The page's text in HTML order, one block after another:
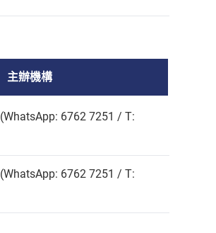
主辦機構
(WhatsApp: 6762 7251 / T:
(WhatsApp: 6762 7251 / T: